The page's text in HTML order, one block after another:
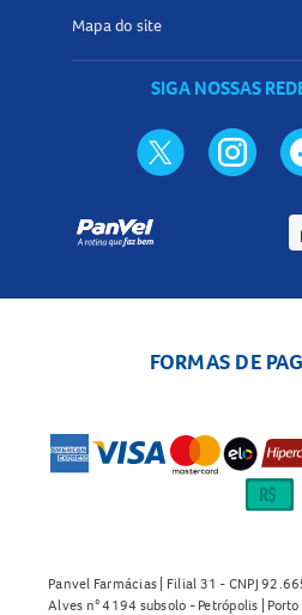
Mapa do site
SIGA NOSSAS
FORMAS DE
Panvel Farmácias | Filial 31 - CNPJ
Alves n° 4194 subsolo - Petrópolis |